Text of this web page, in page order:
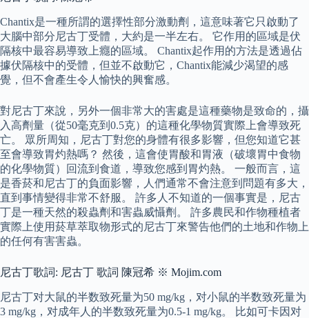
Chantix是一種所謂的選擇性部分激動劑，這意味著它只啟動了
大腦中部分尼古丁受體，大約是一半左右。 它作用的區域是伏
隔核中最容易導致上癮的區域。 Chantix起作用的方法是透過佔
據伏隔核中的受體，但並不啟動它，Chantix能減少渴望的感
覺，但不會產生令人愉快的興奮感。
對尼古丁來說，另外一個非常大的害處是這種藥物是致命的，攝
入高劑量（從50毫克到0.5克）的這種化學物質實際上會導致死
亡。 眾所周知，尼古丁對您的身體有很多影響，但您知道它甚
至會導致胃灼熱嗎？ 然後，這會使胃酸和胃液（破壞胃中食物
的化學物質）回流到食道，導致您感到胃灼熱。 一般而言，這
是香菸和尼古丁的負面影響，人們通常不會注意到問題有多大，
直到事情變得非常不舒服。 許多人不知道的一個事實是，尼古
丁是一種天然的殺蟲劑和害蟲威懾劑。 許多農民和作物種植者
實際上使用菸草萃取物形式的尼古丁來警告他們的土地和作物上
的任何有害害蟲。
尼古丁歌詞: 尼古丁 歌詞 陳冠希 ※ Mojim.com
尼古丁对大鼠的半数致死量为50 mg/kg，对小鼠的半数致死量为
3 mg/kg，对成年人的半数致死量为0.5-1 mg/kg。 比如可卡因对